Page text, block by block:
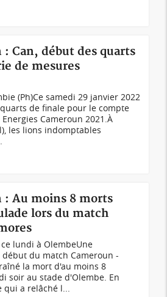
: Can, début des quarts
de mesures
(Ph)Ce samedi 29 janvier 2022
de finale pour le compte
Cameroun 2021.À
les lions indomptables
: Au moins 8 morts
lors du match
lundi à OlembeUne
du match Cameroun -
la mort d'au moins 8
soir au stade d'Olembe. En
qui a relâché l...